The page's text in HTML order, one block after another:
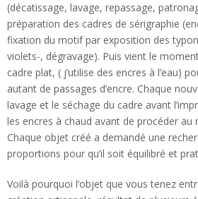
(décatissage, lavage, repassage,
préparation des cadres de sérigraphie
fixation du motif par exposition des
violets-, dégravage). Puis vient le
cadre plat, ( j’utilise des encres à l’eau)
autant de passages d’encre. Chaque
lavage et le séchage du cadre avant
les encres à chaud avant de procéder au
Chaque objet créé a demandé une
proportions pour qu’il soit équilibré et
Voilà pourquoi l’objet que vous tenez